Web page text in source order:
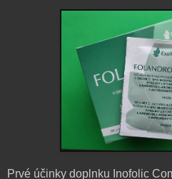
Prvé účinky doplnku Inofolic